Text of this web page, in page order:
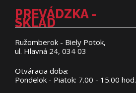
PREVÁDZKA -
SKLAD
Ružomberok - Biely Potok,
ul. Hlavná 24, 034 03
Otváracia doba:
Pondelok - Piatok: 7.00 - 15.00 hod.